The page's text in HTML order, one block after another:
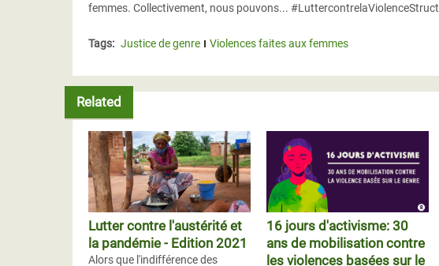
femmes. Collectivement, nous pouvons...
Tags: Justice de genre Violences faites aux femmes
Related
Lutter contre l'austérité et
la pandémie - Edition 2021
Alors que l'indifférence des
16 jours d'activisme: 30
ans de mobilisation contre
les violences basées sur le